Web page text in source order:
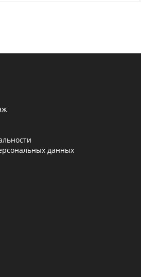
данных